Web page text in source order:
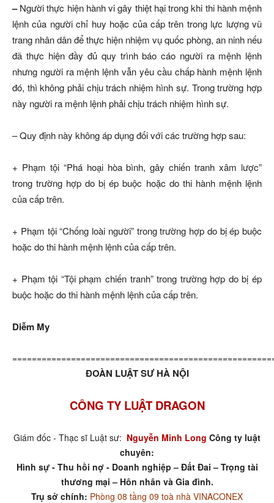
–Người thực hiện hành vi gây thiệt hại trong khi thi hành mệnh
lệnh của người chỉ huy hoặc của cấp trên trong lực lượng vũ
trang nhân dân để thực hiện nhiệm vụ quốc phòng, an ninh nếu
đã thực hiện đầy đủ quy trình báo cáo người ra mệnh lệnh
nhưng người ra mệnh lệnh vẫn yêu cầu chấp hành mệnh lệnh
đó, thì không phải chịu trách nhiệm hình sự. Trong trường hợp
này người ra mệnh lệnh phải chịu trách nhiệm hình sự.
– Quy định này không áp dụng đối với các trường hợp sau:
+ Phạm tội “Phá hoại hòa bình, gây chiến tranh xâm lược”
trong trường hợp do bị ép buộc hoặc do thi hành mệnh lệnh
của cấp trên.
+ Phạm tội “Chống loài người” trong trường hợp do bị ép buộc
hoặc do thi hành mệnh lệnh của cấp trên.
+ Phạm tội “Tội phạm chiến tranh” trong trường hợp do bị ép
buộc hoặc do thi hành mệnh lệnh của cấp trên.
Diễm My
ĐOÀN LUẬT SƯ HÀ NỘI
CÔNG TY LUẬT DRAGON
Giám đốc - Thạc sĩ Luật sư: Nguyễn Minh Long Công ty luật
chuyên:
Hình sự - Thu hồi nợ - Doanh nghiệp – Đất Đai – Trọng tài
thương mại – Hôn nhân và Gia đình.
Trụ sở chính: Phòng 08 tầng 09 toà nhà VINACONEX